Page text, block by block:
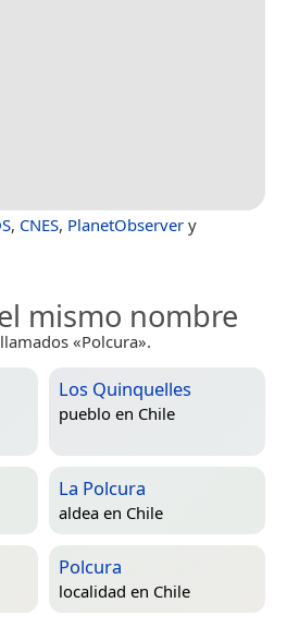
, CNES, PlanetObserver y
mismo nombre
«Polcura».
Los Quinquelles
pueblo en Chile
La Polcura
aldea en Chile
Polcura
localidad en Chile